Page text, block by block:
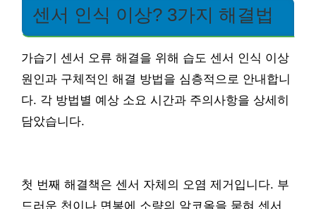
센서 인식 이상? 3가지 해결법
가습기 센서 오류 해결을 위해 습도 센서 인식 이상
원인과 구체적인 해결 방법을 심층적으로 안내합니
다. 각 방법별 예상 소요 시간과 주의사항을 상세히
담았습니다.
첫 번째 해결책은 센서 자체의 오염 제거입니다. 부
드러운 천이나 면봉에 소량의 알코올을 묻혀 센서